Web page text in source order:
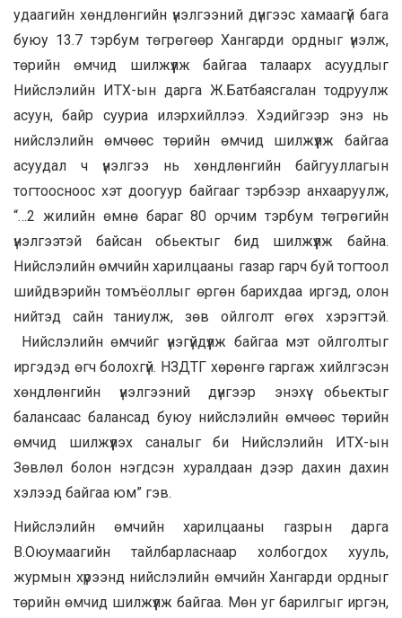
удаагийн хөндлөнгийн үнэлгээний дүнгээс хамаагүй бага
буюу 13.7 тэрбум төгрөгөөр Хангарди ордныг үнэлж,
төрийн өмчид шилжүүлж байгаа талаарх асуудлыг
Нийслэлийн ИТХ-ын дарга Ж.Батбаясгалан тодруулж
асуун, байр сууриа илэрхийллээ. Хэдийгээр энэ нь
нийслэлийн өмчөөс төрийн өмчид шилжүүлж байгаа
асуудал ч үнэлгээ нь хөндлөнгийн байгууллагын
тогтоосноос хэт доогуур байгааг тэрбээр анхааруулж,
“…2 жилийн өмнө бараг 80 орчим тэрбум төгрөгийн
үнэлгээтэй байсан обьектыг бид шилжүүлж байна.
Нийслэлийн өмчийн харилцааны газар гарч буй тогтоол
шийдвэрийн томъёоллыг өргөн барихдаа иргэд, олон
нийтэд сайн таниулж, зөв ойлголт өгөх хэрэгтэй.
Нийслэлийн өмчийг үнэгүйдүүлж байгаа мэт ойлголтыг
иргэдэд өгч болохгүй. НЗДТГ хөрөнгө гаргаж хийлгэсэн
хөндлөнгийн үнэлгээний дүнгээр энэхүү обьектыг
балансаас балансад буюу нийслэлийн өмчөөс төрийн
өмчид шилжүүлэх саналыг би Нийслэлийн ИТХ-ын
Зөвлөл болон нэгдсэн хуралдаан дээр дахин дахин
хэлээд байгаа юм” гэв.
Нийслэлийн өмчийн харилцааны газрын дарга
В.Оюумаагийн тайлбарласнаар холбогдох хууль,
журмын хүрээнд нийслэлийн өмчийн Хангарди ордныг
төрийн өмчид шилжүүлж байгаа. Мөн уг барилгыг иргэн,